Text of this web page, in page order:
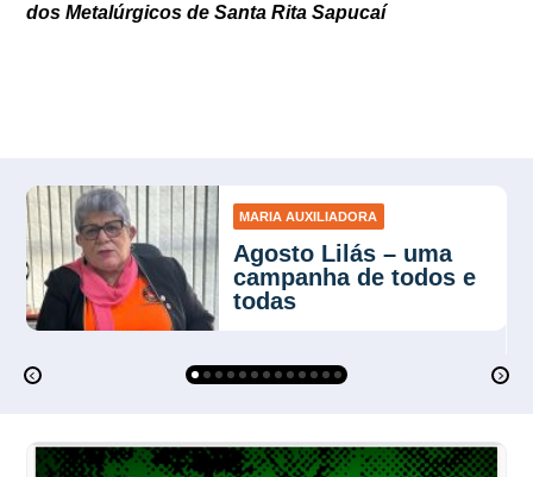
dos Metalúrgicos de Santa Rita Sapucaí
MARIA AUXILIADORA
Agosto Lilás – uma
campanha de todos e
todas